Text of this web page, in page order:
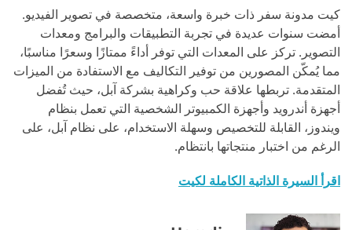
كيت مدونة سفر ذات خبرة واسعة، متخصصة في تصوير الفيديو.
أمضت سنوات عديدة في تجربة التطبيقات والبرامج ومعدات
التصوير. تركز على المعدات التي توفر أداءً ممتازًا وسعرًا مناسبًا،
مما يُمكّن المصورين من توفير التكاليف مع الاستفادة من الميزات
المتقدمة. تربطها علاقة حب وكراهية بشركة آبل، حيث تُفضل
أجهزة أندرويد وأجهزة الكمبيوتر الشخصية التي تعمل بنظام
ويندوز، القابلة للتخصيص وسهلة الاستخدام، على نظام آبل، على
الرغم من اختبار منتجاتها بانتظام.
اقرأ السيرة الذاتية الكاملة لكيت